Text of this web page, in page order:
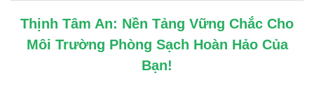
Thịnh Tâm An: Nền Tảng Vững Chắc Cho
Môi Trường Phòng Sạch Hoàn Hảo Của
Bạn!